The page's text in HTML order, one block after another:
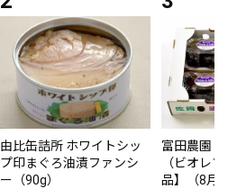
由比缶詰所 ホワイトシッ
プ印まぐろ油漬ファンシ
ー（90g）
富田農園
（ビオレ
品】（8月